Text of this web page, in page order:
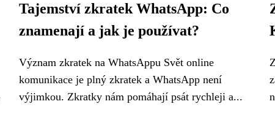
Tajemství zkratek WhatsApp: Co
znamenají a jak je používat?
Význam zkratek na WhatsAppu Svět online
komunikace je plný zkratek a WhatsApp není
výjimkou. Zkratky nám pomáhají psát rychleji a...